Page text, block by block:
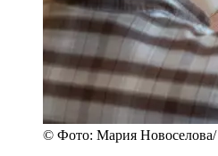
© Фото: Мария Новоселова/